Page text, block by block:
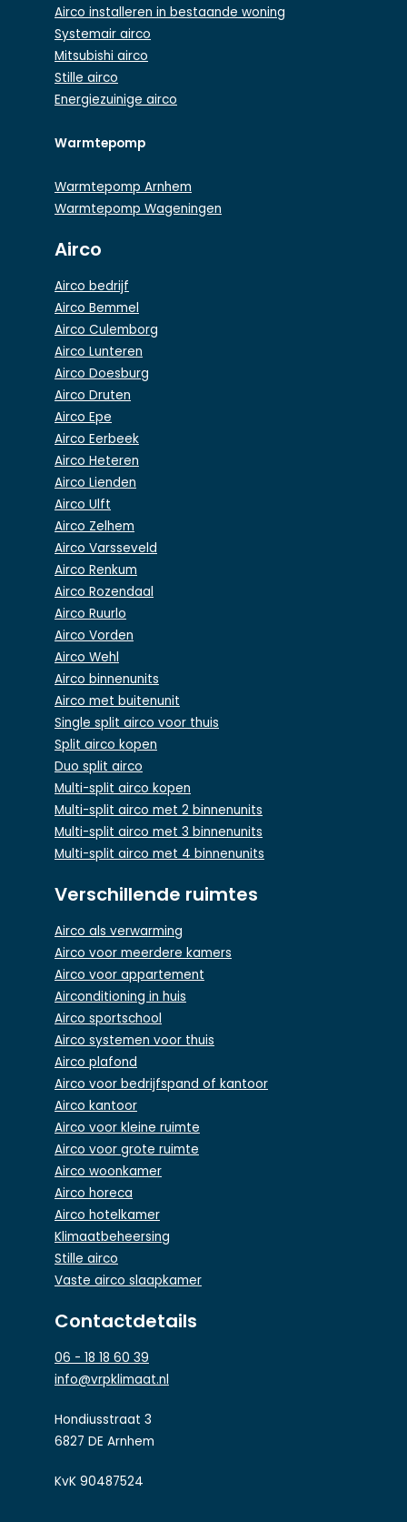
Airco installeren in bestaande woning
Systemair airco
Mitsubishi airco
Stille airco
Energiezuinige airco
Warmtepomp
Warmtepomp Arnhem
Warmtepomp Wageningen
Airco
Airco bedrijf
Airco Bemmel
Airco Culemborg
Airco Lunteren
Airco Doesburg
Airco Druten
Airco Epe
Airco Eerbeek
Airco Heteren
Airco Lienden
Airco Ulft
Airco Zelhem
Airco Varsseveld
Airco Renkum
Airco Rozendaal
Airco Ruurlo
Airco Vorden
Airco Wehl
Airco binnenunits
Airco met buitenunit
Single split airco voor thuis
Split airco kopen
Duo split airco
Multi-split airco kopen
Multi-split airco met 2 binnenunits
Multi-split airco met 3 binnenunits
Multi-split airco met 4 binnenunits
Verschillende ruimtes
Airco als verwarming
Airco voor meerdere kamers
Airco voor appartement
Airconditioning in huis
Airco sportschool
Airco systemen voor thuis
Airco plafond
Airco voor bedrijfspand of kantoor
Airco kantoor
Airco voor kleine ruimte
Airco voor grote ruimte
Airco woonkamer
Airco horeca
Airco hotelkamer
Klimaatbeheersing
Stille airco
Vaste airco slaapkamer
Contactdetails
06 - 18 18 60 39
info@vrpklimaat.nl
Hondiusstraat 3
6827 DE Arnhem
KvK 90487524